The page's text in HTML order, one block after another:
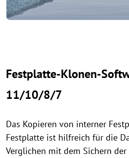
Festplatte-Klonen-
11/10/8/7
Das Kopieren von interner
Festplatte ist hilfreich für die
Verglichen mit dem Sichern